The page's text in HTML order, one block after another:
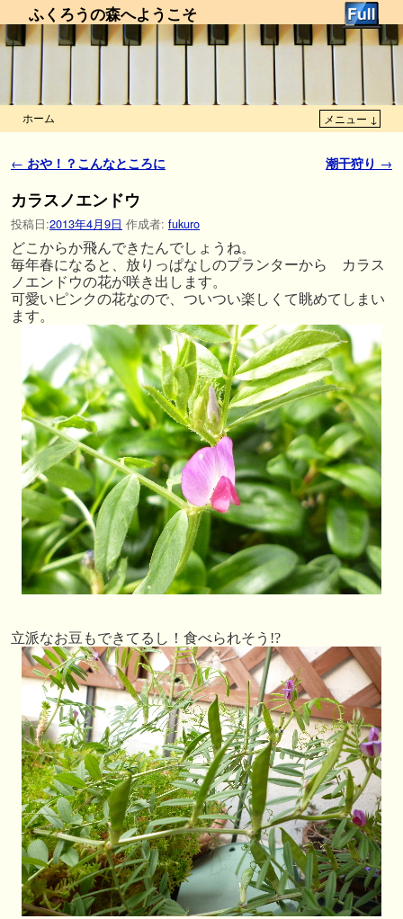
ふくろうの森へようこそ
ホーム メニュー ↓
投稿ナビゲーション
← おや！？こんなところに 潮干狩り →
カラスノエンドウ
投稿日:2013年4月9日 作成者: fukuro
どこからか飛んできたんでしょうね。
毎年春になると、放りっぱなしのプランターから カラス
ノエンドウの花が咲き出します。
可愛いピンクの花なので、ついつい楽しくて眺めてしまい
ます。
立派なお豆もできてるし！食べられそう!?